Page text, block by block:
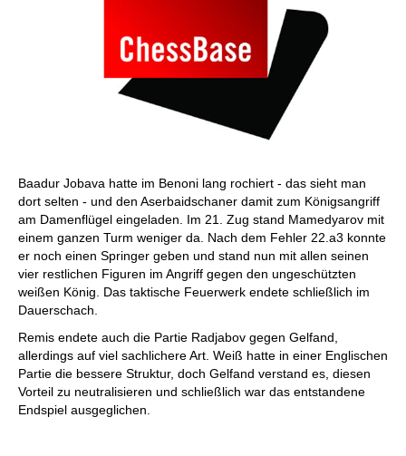
Baadur Jobava hatte im Benoni lang rochiert - das sieht man
dort selten - und den Aserbaidschaner damit zum Königsangriff
am Damenflügel eingeladen. Im 21. Zug stand Mamedyarov mit
einem ganzen Turm weniger da. Nach dem Fehler 22.a3 konnte
er noch einen Springer geben und stand nun mit allen seinen
vier restlichen Figuren im Angriff gegen den ungeschützten
weißen König. Das taktische Feuerwerk endete schließlich im
Dauerschach.
Remis endete auch die Partie Radjabov gegen Gelfand,
allerdings auf viel sachlichere Art. Weiß hatte in einer Englischen
Partie die bessere Struktur, doch Gelfand verstand es, diesen
Vorteil zu neutralisieren und schließlich war das entstandene
Endspiel ausgeglichen.